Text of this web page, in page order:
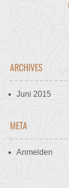
ARCHIVES
Juni 2015
META
Anmelden